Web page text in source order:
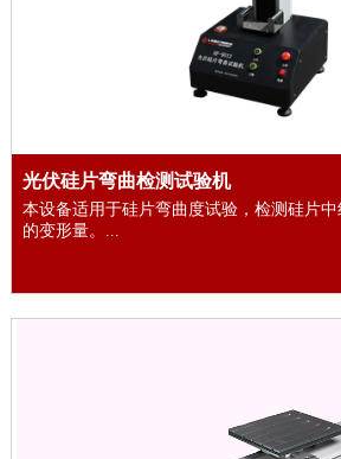
光伏硅片弯曲检测试验机
本设备适用于硅片弯曲度试验，检测硅片
的变形量。...